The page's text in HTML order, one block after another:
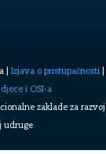
| Izjava o pristupačnosti|
i OSI-a
zaklade za razvoj
udruge